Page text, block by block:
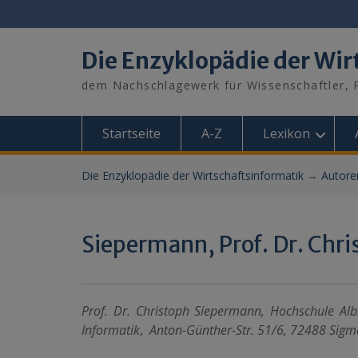
to
Die Enzyklopädie der
dem Nachschlagewerk für Wissenschaftler,
Startseite A-Z Lexikon
Die Enzyklopädie der Wirtschaftsinformatik →
Siepermann, Prof. Dr.
Prof. Dr. Christoph Siepermann, Hochschule
Informatik, Anton-Günther-Str. 51/6, 72488